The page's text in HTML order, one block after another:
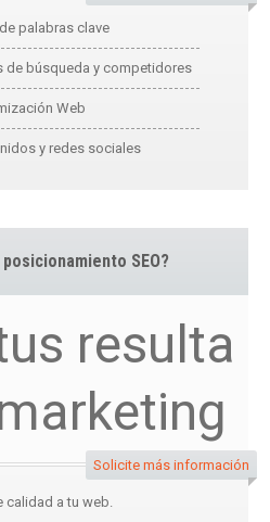
palabras clave
de búsqueda y competidores
Web
y redes sociales
SEO?
resulta
Solicite más información
calidad a tu web.